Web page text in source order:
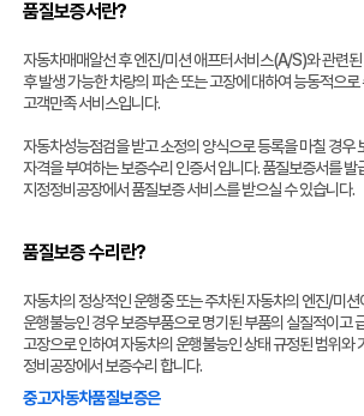
품질보증서란?
자동차매매알선 후 엔진/미션 애프터서비스(A/S)와 관련
후 발생 가능한 차량의 파손 또는 고장에 대하여 능동적으
고객만족 서비스입니다.
자동차성능점검을 받고 소정의 양식으로 등록을 마칠 경우
자격을 부여하는 보증수리 인증서 입니다. 품질보증서를 발
지정정비공장에서 품질보증 서비스를 받으실 수 있습니다.
품질보증 수리란?
자동차의 정상적인 운행중 또는 주차된 자동차의 엔진/미션
운행불능인 경우 보증부품으로 명기된 부품의 실질적이고
고장으로 인하여 자동차의 운행불능인 상태 규정된 범위와
정비공장에서 보증수리 합니다.
중고자동차품질보증은